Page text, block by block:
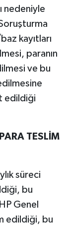
nedeniyle
kayıtları
paranın
ve bu
edildiği
TESLİM
süreci
bu
Genel
edildiği, bu